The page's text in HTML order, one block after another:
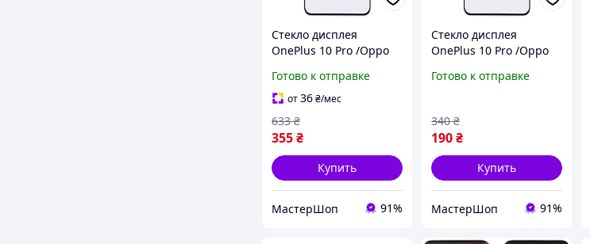
Стекло дисплея
OnePlus 10 Pro /Oppo
OCA-пленкой оригинал
G+OCA PRo
Готово к отправке
от36₴/мес
355₴
633 ₴
Купить
МастерШоп 91%
Стекло дисплея
OnePlus 10 Pro /Oppo
OCA-пленкой оригинал
покрытием
Готово к отправке
190₴
340 ₴
Купить
МастерШоп 91%